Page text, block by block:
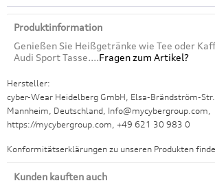
Produktinformation
Genießen Sie Heißgetränke wie Tee oder
Audi Sport Tasse....Fragen zum Artikel?
Hersteller:
cyber-Wear Heidelberg GmbH, Elsa-Brändström-
Mannheim, Deutschland, Info@mycybergroup.com,
https://mycybergroup.com, +49 621 30 983 0
Konformitätserklärungen zu unseren Produkten
Kunden kauften auch